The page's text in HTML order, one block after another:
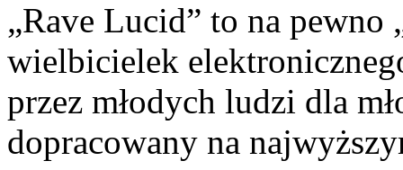
„Rave Lucid” to na
wielbicielek
przez młodych ludzi dla
dopracowany na